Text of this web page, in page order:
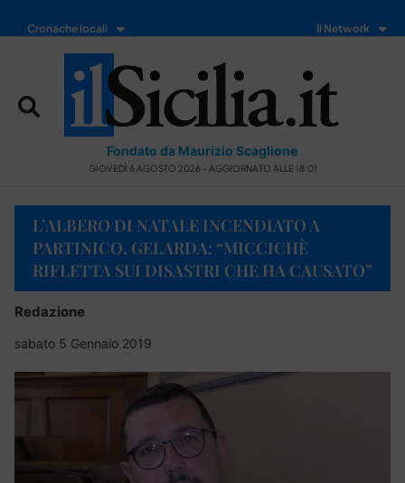
Cronache locali Il Network
Fondato da Maurizio Scaglione
GIOVEDÌ 6 AGOSTO 2026 - AGGIORNATO ALLE 18:01
L’ALBERO DI NATALE INCENDIATO A
PARTINICO, GELARDA: “MICCICHÈ
RIFLETTA SUI DISASTRI CHE HA CAUSATO”
Redazione
sabato 5 Gennaio 2019